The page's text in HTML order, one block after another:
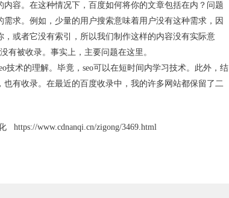
容。在这种情况下，百度如何将你的文章包括在内？问题
求。例如，少量的用户搜索意味着用户没有这种需求，因
或者它没有索引，所以我们制作这样的内容没有实际意
有被收录。事实上，主要问题在这里。
术的理解。毕竟，seo可以在短时间内学习技术。此外，结
有收录。在最近的百度收录中，我的许多网站都保留了二
https://www.cdnanqi.cn/zigong/3469.html